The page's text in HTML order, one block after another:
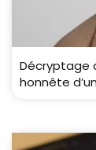
Décryptage
honnête